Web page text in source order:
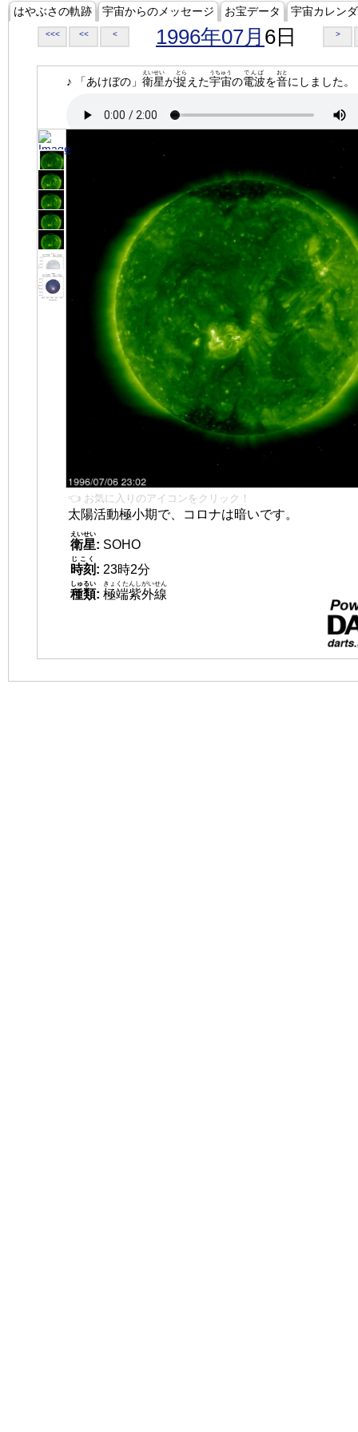
はやぶさの軌跡 宇宙からのメッセージ お宝データ 宇宙カレン
<<< << < 1996年07月 6日 >
♪ 「あけぼの」 衛星
えいせい
が捉
とら
えた宇宙
うちゅう
の電波
でんぱ
を音
おと
にしました。
👈 お気に入りのアイコンをクリック！
太陽活動極小期で、コロナは暗いです。
衛星
えいせい
: SOHO
時刻
じこく
: 23時2分
種類
しゅるい
: 極端紫外線
きょくたんしがいせん